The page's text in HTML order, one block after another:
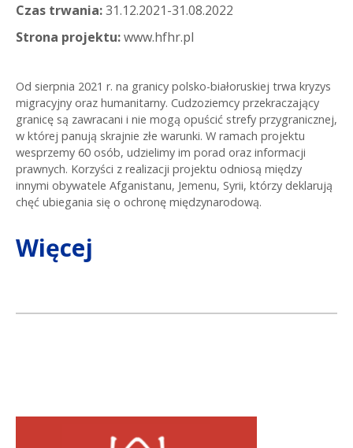
Czas trwania:31.12.2021-31.08.2022
Strona projektu:www.hfhr.pl
Od sierpnia 2021 r. na granicy polsko-białoruskiej trwa kryzys
migracyjny oraz humanitarny. Cudzoziemcy przekraczający
granicę są zawracani i nie mogą opuścić strefy przygranicznej,
w której panują skrajnie złe warunki. W ramach projektu
wesprzemy 60 osób, udzielimy im porad oraz informacji
prawnych. Korzyści z realizacji projektu odniosą między
innymi obywatele Afganistanu, Jemenu, Syrii, którzy deklarują
chęć ubiegania się o ochronę międzynarodową.
Więcej